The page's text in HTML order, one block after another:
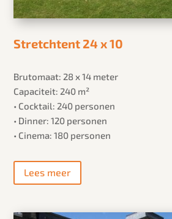
Stretchtent 24 x 10
Brutomaat: 28 x 14 meter
Capaciteit: 240 m²
• Cocktail: 240 personen
• Dinner: 120 personen
• Cinema: 180 personen
Lees meer